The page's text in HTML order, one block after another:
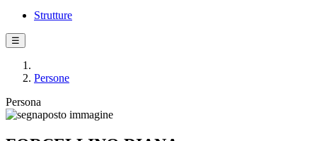
Strutture
☰
Persone
Persona